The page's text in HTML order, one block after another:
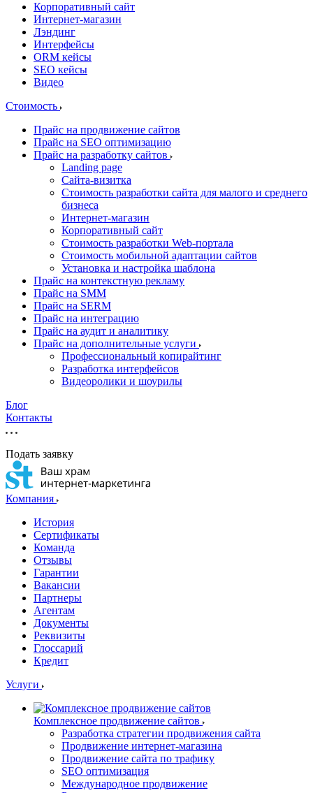
Корпоративный сайт
Интернет-магазин
Лэндинг
Интерфейсы
ORM кейсы
SEO кейсы
Видео
Стоимость
Прайс на продвижение сайтов
Прайс на SEO оптимизацию
Прайс на разработку сайтов
Landing page
Cайта-визитка
Стоимость разработки сайта для малого и среднего
бизнеса
Интернет-магазин
Корпоративный сайт
Стоимость разработки Web-портала
Стоимость мобильной адаптации сайтов
Установка и настройка шаблона
Прайс на контекстную рекламу
Прайс на SMM
Прайс на SERM
Прайс на интеграцию
Прайс на аудит и аналитику
Прайс на дополнительные услуги
Профессиональный копирайтинг
Разработка интерфейсов
Видеоролики и шоурилы
Блог
Контакты
Подать заявку
Компания
История
Сертификаты
Команда
Отзывы
Гарантии
Вакансии
Партнеры
Агентам
Документы
Реквизиты
Глоссарий
Кредит
Услуги
Комплексное продвижение сайтов
Разработка стратегии продвижения сайта
Продвижение интернет-магазина
Продвижение сайта по трафику
SEO оптимизация
Международное продвижение